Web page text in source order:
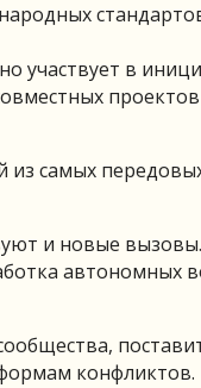
участвует в
проектов
из самых
и новые
автономных
конфликтов.